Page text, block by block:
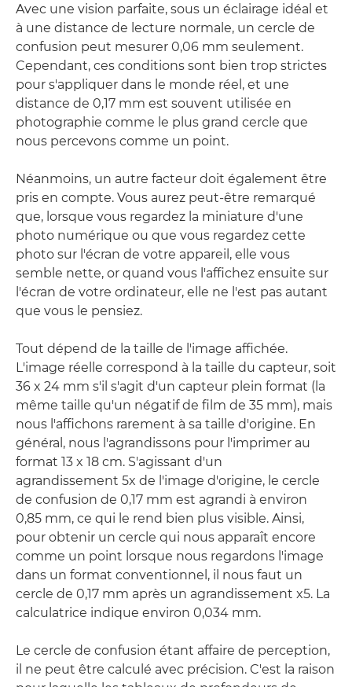
Avec une vision parfaite, sous un éclairage idéal et
à une distance de lecture normale, un cercle de
confusion peut mesurer 0,06 mm seulement.
Cependant, ces conditions sont bien trop strictes
pour s'appliquer dans le monde réel, et une
distance de 0,17 mm est souvent utilisée en
photographie comme le plus grand cercle que
nous percevons comme un point.
Néanmoins, un autre facteur doit également être
pris en compte. Vous aurez peut-être remarqué
que, lorsque vous regardez la miniature d'une
photo numérique ou que vous regardez cette
photo sur l'écran de votre appareil, elle vous
semble nette, or quand vous l'affichez ensuite sur
l'écran de votre ordinateur, elle ne l'est pas autant
que vous le pensiez.
Tout dépend de la taille de l'image affichée.
L'image réelle correspond à la taille du capteur, soit
36 x 24 mm s'il s'agit d'un capteur plein format (la
même taille qu'un négatif de film de 35 mm), mais
nous l'affichons rarement à sa taille d'origine. En
général, nous l'agrandissons pour l'imprimer au
format 13 x 18 cm. S'agissant d'un
agrandissement 5x de l'image d'origine, le cercle
de confusion de 0,17 mm est agrandi à environ
0,85 mm, ce qui le rend bien plus visible. Ainsi,
pour obtenir un cercle qui nous apparaît encore
comme un point lorsque nous regardons l'image
dans un format conventionnel, il nous faut un
cercle de 0,17 mm après un agrandissement x5. La
calculatrice indique environ 0,034 mm.
Le cercle de confusion étant affaire de perception,
il ne peut être calculé avec précision. C'est la raison